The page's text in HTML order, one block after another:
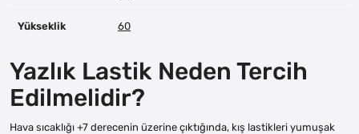
Yükseklik 60
Yazlık Lastik Neden Tercih
Edilmelidir?
Hava sıcaklığı +7 derecenin üzerine çıktığında, kış lastikleri yumuşak